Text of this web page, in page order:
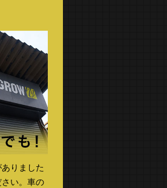
りました
い。車の